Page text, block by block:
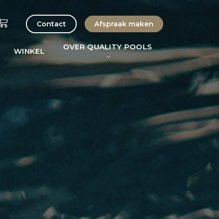
Contact Afspraak maken
WINKEL OVER QUALITY POOLS